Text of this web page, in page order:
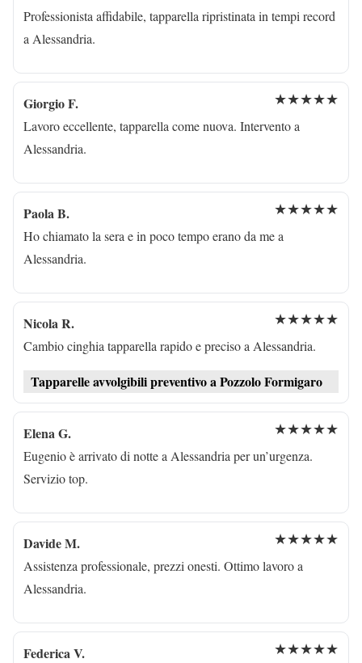
Professionista affidabile, tapparella ripristinata in tempi record
a Alessandria.
Giorgio F. ★★★★★
Lavoro eccellente, tapparella come nuova. Intervento a
Alessandria.
Paola B. ★★★★★
Ho chiamato la sera e in poco tempo erano da me a
Alessandria.
Nicola R. ★★★★★
Cambio cinghia tapparella rapido e preciso a Alessandria.
Tapparelle avvolgibili preventivo a Pozzolo Formigaro
Elena G. ★★★★★
Eugenio è arrivato di notte a Alessandria per un’urgenza.
Servizio top.
Davide M. ★★★★★
Assistenza professionale, prezzi onesti. Ottimo lavoro a
Alessandria.
Federica V. ★★★★★